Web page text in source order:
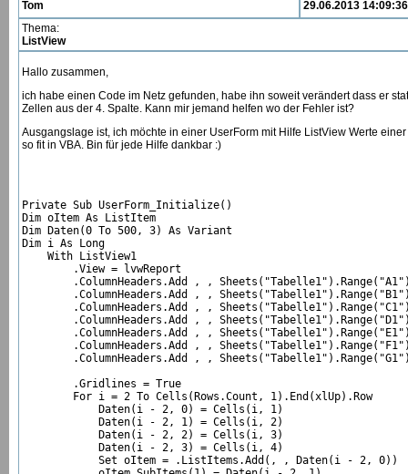
Tom
29.06.2013 14:09:36
Thema:
ListView
Hallo zusammen,
ich habe einen Code im Netz gefunden, habe ihn soweit verändert dass er
Zellen aus der 4. Spalte. Kann mir jemand helfen wo der Fehler ist?
Ausgangslage ist, ich möchte in einer UserForm mit Hilfe ListView Werte
so fit in VBA. Bin für jede Hilfe dankbar :)
Private Sub UserForm_Initialize()
Dim oItem As ListItem
Dim Daten(0 To 500, 3) As Variant
Dim i As Long
    With ListView1
        .View = lvwReport
.ColumnHeaders.Add , ,
.ColumnHeaders.Add , ,
.ColumnHeaders.Add , ,
.ColumnHeaders.Add , ,
.ColumnHeaders.Add , ,
.ColumnHeaders.Add , ,
.ColumnHeaders.Add , ,
        .Gridlines = True
        For i = 2 To Cells(Rows.Count, 1).End(xlUp).Row
            Daten(i - 2, 0) = Cells(i, 1)
            Daten(i - 2, 1) = Cells(i, 2)
            Daten(i - 2, 2) = Cells(i, 3)
            Daten(i - 2, 3) = Cells(i, 4)
            Set oItem = .ListItems.Add(, , Daten(i - 2, 0))